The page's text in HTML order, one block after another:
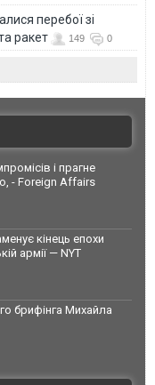
перебої зі
ракет
149 0
і прагне
- Foreign Affairs
кінець епохи
армії — NYT
брифінга Михайла